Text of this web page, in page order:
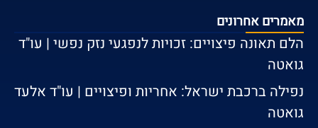
מאמרים אחרונים
הלם תאונה פיצויים: זכויות לנפגעי נזק נפשי | עו"ד
גואטה
נפילה ברכבת ישראל: אחריות ופיצויים | עו"ד אלעד
גואטה